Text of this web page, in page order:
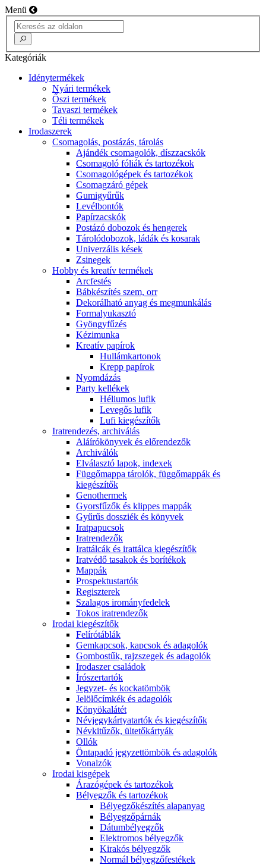
Menü
Kategóriák
Idénytermékek
Nyári termékek
Őszi termékek
Tavaszi termékek
Téli termékek
Irodaszerek
Csomagolás, postázás, tárolás
Ajándék csomagolók, díszzacskók
Csomagoló fóliák és tartozékok
Csomagológépek és tartozékok
Csomagzáró gépek
Gumigyűrűk
Levélbontók
Papírzacskók
Postázó dobozok és hengerek
Tárolódobozok, ládák és kosarak
Univerzális kések
Zsinegek
Hobby és kreatív termékek
Arcfestés
Bábkészítés szem, orr
Dekorálható anyag és megmunkálás
Formalyukasztó
Gyöngyfűzés
Kézimunka
Kreatív papírok
Hullámkartonok
Krepp papírok
Nyomdázás
Party kellékek
Héliumos lufik
Levegős lufik
Lufi kiegészítők
Iratrendezés, archiválás
Aláírókönyvek és előrendezők
Archiválók
Elválasztó lapok, indexek
Függőmappa tárolók, függőmappák és
kiegészítők
Genothermek
Gyorsfűzők és klippes mappák
Gyűrűs dossziék és könyvek
Iratpapucsok
Iratrendezők
Irattálcák és irattálca kiegészítők
Iratvédő tasakok és borítékok
Mappák
Prospektustartók
Regiszterek
Szalagos irományfedelek
Tokos iratrendezők
Irodai kiegészítők
Felírótáblák
Gemkapcsok, kapcsok és adagolók
Gombostűk, rajzszegek és adagolók
Irodaszer családok
Írószertartók
Jegyzet- és kockatömbök
Jelölőcímkék és adagolók
Könyökalátét
Névjegykártyatartók és kiegészítők
Névkitűzők, ültetőkártyák
Ollók
Öntapadó jegyzettömbök és adagolók
Vonalzók
Irodai kisgépek
Árazógépek és tartozékok
Bélyegzők és tartozékok
Bélyegzőkészítés alapanyag
Bélyegzőpárnák
Dátumbélyegzők
Elektromos bélyegzők
Kirakós bélyegzők
Normál bélyegzőfestékek